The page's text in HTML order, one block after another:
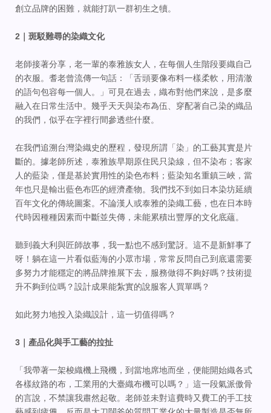
創立品牌的困難，就能打趴一群初生之犢。
2｜斑駁難尋的染織文化
老師接著分享，老一輩的泰雅族女人，在每個人生階段要織自己
的衣服。耆老曾流傳一句話：「舌頭要像布料一樣柔軟，用清澈
的語句包容每一個人。」可見在過去，織布對他們來說，是多麼
融入在日常生活中。幾乎天天與染布為伍、穿配著自己染的織品
的我們，似乎在字裡行間參透些什麼。
在我們追溯台灣染織史的歷程，發現所謂「染」的工藝其實是片
斷的。據老師所述，泰雅族早期原住民只染線，但不染布；客家
人的藍染，僅是基於實用性的染色布料；藍染知名重鎮三峽，當
年也只是輸出藍色布匹的經濟產物。我們找不到如日本染坊延續
百年文化的傳統圖案。不論漢人或泰雅的染織工藝，也在日本時
代時因種種因素而中斷並失傳，未能累積出豐厚的文化底蘊。
聽到義大利與匠師故事，我一點也不感到驚訝。這不是新鮮事了
呀！躺在這一片看似藍海的小眾市場，常常反問自己到底還需要
多努力才能穩定的將品牌推展下去，服務做得不夠好嗎？技術提
升不夠到位嗎？設計成果能紮實的說服客人買單嗎？
如此努力地投入染織設計，這一切值得嗎？
3｜產品化與手工藝的拉扯
「我帶著一架梭織機上飛機，到當地席地而坐，便能開始織各式
各樣紋路的布，工業用的大臺織布機可以嗎？」這一段氣派傲骨
的言說，不禁讓我肅然起敬。老師並未對這費時又費工的手工技